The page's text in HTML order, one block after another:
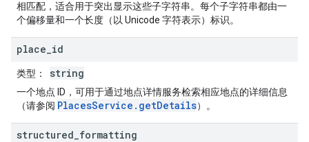
相匹配，适合用于突出显示这些子字符串。每个子字符串都由一
个偏移量和一个长度（以 Unicode 字符表示）标识。
place id
类型 ： string
一个地点 ID，可用于通过地点详情服务检索相应地点的详细信息
（请参阅 PlacesService.getDetails）。
structured formatting